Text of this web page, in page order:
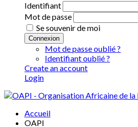
Identifiant
Mot de passe
Se souvenir de moi
Connexion
Mot de passe oublié ?
Identifiant oublié ?
Create an account
Login
Accueil
OAPI